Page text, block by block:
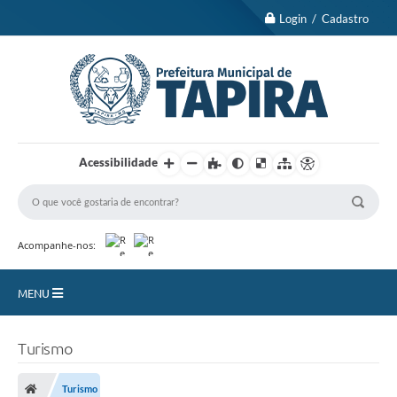
Login / Cadastro
Acessibilidade
Acompanhe-nos:
MENU
Turismo
Turismo